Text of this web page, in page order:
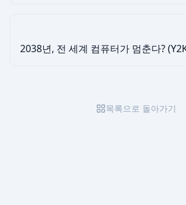
2038년, 전 세계 컴퓨터가 멈춘다?
목록으로 돌아가기